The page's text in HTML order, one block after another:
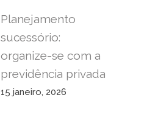
Planejamento
sucessório:
organize-se com a
previdência privada
15 janeiro, 2026